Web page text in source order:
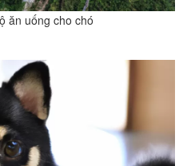
ăn uống cho chó